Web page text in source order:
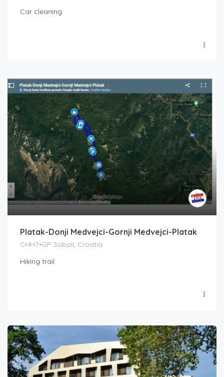
Car cleaning
Platak-Donji Medvejci-Gornji Medvejci-Platak
CHH7+GP Soboli, Croatia
Hiking trail